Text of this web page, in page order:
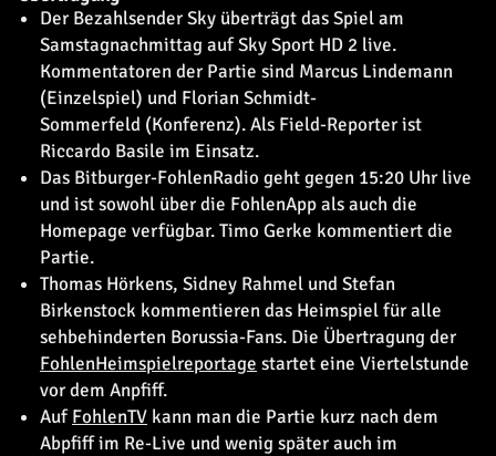
Der Bezahlsender Sky überträgt das Spiel am
Samstagnachmittag auf Sky Sport HD 2 live.
Kommentatoren der Partie sind Marcus Lindemann
(Einzelspiel) und Florian Schmidt-
Sommerfeld (Konferenz). Als Field-Reporter ist
Riccardo Basile im Einsatz.
Das Bitburger-FohlenRadio geht gegen 15:20 Uhr live
und ist sowohl über die FohlenApp als auch die
Homepage verfügbar. Timo Gerke kommentiert die
Partie.
Thomas Hörkens, Sidney Rahmel und Stefan
Birkenstock kommentieren das Heimspiel für alle
sehbehinderten Borussia-Fans. Die Übertragung der
FohlenHeimspielreportage startet eine Viertelstunde
vor dem Anpfiff.
Auf FohlenTV kann man die Partie kurz nach dem
Abpfiff im Re-Live und wenig später auch im